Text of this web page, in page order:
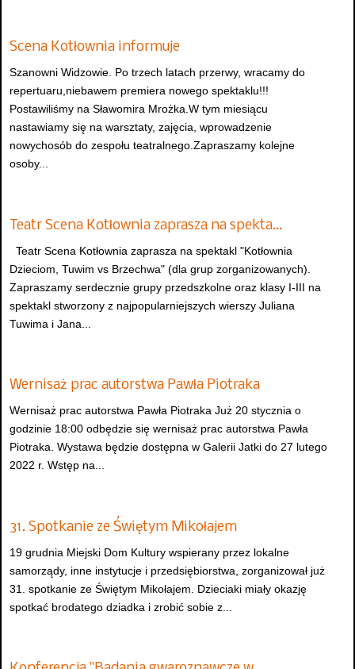
Scena Kotłownia informuje
Szanowni Widzowie. Po trzech latach przerwy, wracamy do
repertuaru,niebawem premiera nowego spektaklu!!!
Postawiliśmy na Sławomira Mrożka.W tym miesiącu
nastawiamy się na warsztaty, zajęcia, wprowadzenie
nowychosób do zespołu teatralnego.Zapraszamy kolejne
osoby...
Teatr Scena Kotłownia zaprasza na spekta…
Teatr Scena Kotłownia zaprasza na spektakl "Kotłownia
Dzieciom, Tuwim vs Brzechwa" (dla grup zorganizowanych).
Zapraszamy serdecznie grupy przedszkolne oraz klasy I-III na
spektakl stworzony z najpopularniejszych wierszy Juliana
Tuwima i Jana...
Wernisaż prac autorstwa Pawła Piotraka
Wernisaż prac autorstwa Pawła Piotraka Już 20 stycznia o
godzinie 18:00 odbędzie się wernisaż prac autorstwa Pawła
Piotraka. Wystawa będzie dostępna w Galerii Jatki do 27 lutego
2022 r. Wstęp na...
31. Spotkanie ze Świętym Mikołajem
19 grudnia Miejski Dom Kultury wspierany przez lokalne
samorządy, inne instytucje i przedsiębiorstwa, zorganizował już
31. spotkanie ze Świętym Mikołajem. Dzieciaki miały okazję
spotkać brodatego dziadka i zrobić sobie z...